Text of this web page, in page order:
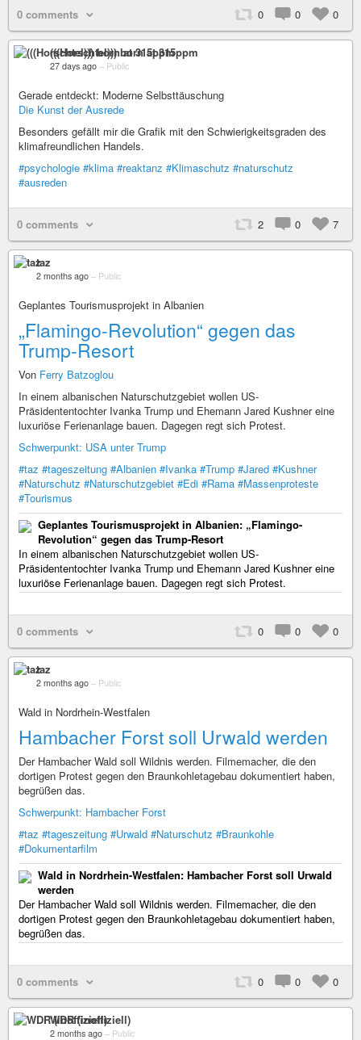
0 comments 0 0 0
(((Horschtel))) born at 315ppm
27 days ago – Public
Gerade entdeckt: Moderne Selbsttäuschung
Die Kunst der Ausrede
Besonders gefällt mir die Grafik mit den Schwierigkeitsgraden des
klimafreundlichen Handels.
#psychologie #klima #reaktanz #Klimaschutz #naturschutz
#ausreden
0 comments 2 0 7
taz
2 months ago – Public
Geplantes Tourismusprojekt in Albanien
„Flamingo-Revolution“ gegen das
Trump-Resort
Von Ferry Batzoglou
In einem albanischen Naturschutzgebiet wollen US-
Präsidententochter Ivanka Trump und Ehemann Jared Kushner eine
luxuriöse Ferienanlage bauen. Dagegen regt sich Protest.
Schwerpunkt: USA unter Trump
#taz #tageszeitung #Albanien #Ivanka #Trump #Jared #Kushner
#Naturschutz #Naturschutzgebiet #Edi #Rama #Massenproteste
#Tourismus
Geplantes Tourismusprojekt in Albanien: „Flamingo-
Revolution“ gegen das Trump-Resort
In einem albanischen Naturschutzgebiet wollen US-
Präsidententochter Ivanka Trump und Ehemann Jared Kushner eine
luxuriöse Ferienanlage bauen. Dagegen regt sich Protest.
0 comments 0 0 0
taz
2 months ago – Public
Wald in Nordrhein-Westfalen
Hambacher Forst soll Urwald werden
Der Hambacher Wald soll Wildnis werden. Filmemacher, die den
dortigen Protest gegen den Braunkohletagebau dokumentiert haben,
begrüßen das.
Schwerpunkt: Hambacher Forst
#taz #tageszeitung #Urwald #Naturschutz #Braunkohle
#Dokumentarfilm
Wald in Nordrhein-Westfalen: Hambacher Forst soll Urwald
werden
Der Hambacher Wald soll Wildnis werden. Filmemacher, die den
dortigen Protest gegen den Braunkohletagebau dokumentiert haben,
begrüßen das.
0 comments 0 0 0
WDR (inoffiziell)
2 months ago – Public